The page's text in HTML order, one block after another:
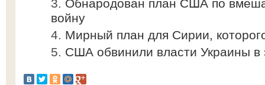
Обнародован план США по
войну
Мирный план для Сирии,
США обвинили власти Украины в